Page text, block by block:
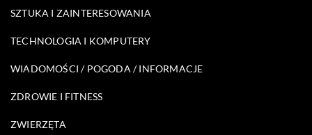
SZTUKA I ZAINTERESOWANIA
TECHNOLOGIA I KOMPUTERY
WIADOMOŚCI / POGODA / INFORMACJE
ZDROWIE I FITNESS
ZWIERZĘTA